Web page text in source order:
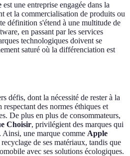
est une entreprise engagée dans la
et la commercialisation de produits ou
définition s'étend à une multitude de
en passant par les services
technologiques doivent se
saturé où la différenciation est
défis, dont la nécessité de rester à la
des normes éthiques et
De plus en plus de consommateurs,
Choisir, privilégient des marques qui
une marque comme Apple
de ses matériaux, tandis que
avec ses solutions écologiques.